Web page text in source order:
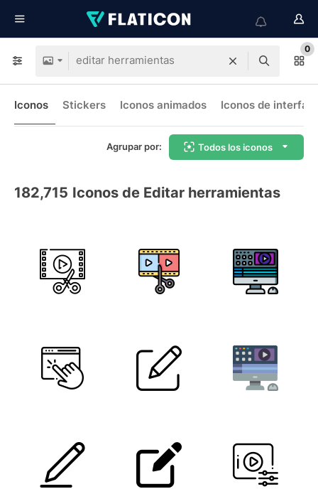
0
Iconos Stickers Iconos animados Iconos de interfaz
Agrupar por: Todos los iconos
182,715 Iconos de Editar herramientas